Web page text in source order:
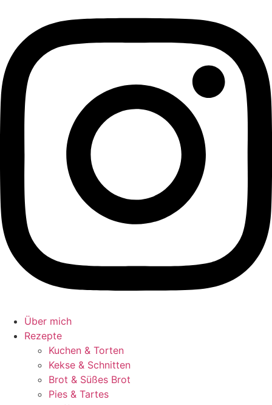
Über mich
Rezepte
Kuchen & Torten
Kekse & Schnitten
Brot & Süßes Brot
Pies & Tartes